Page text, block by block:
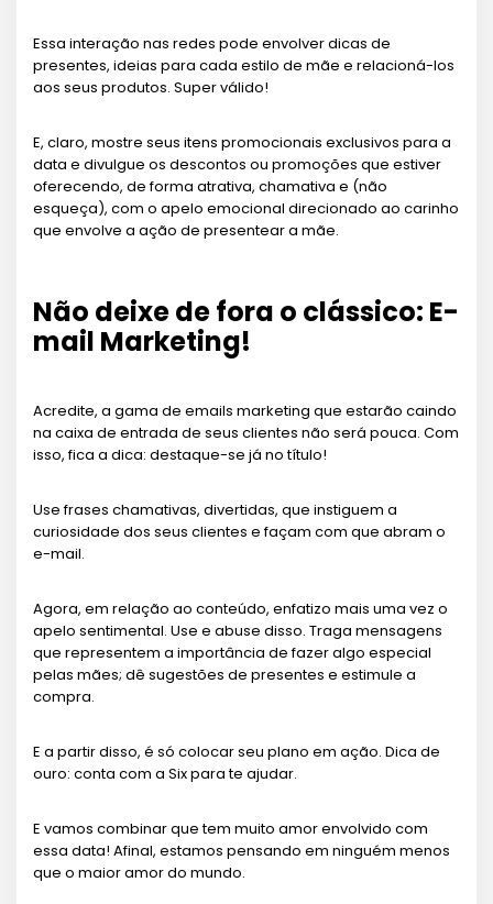
Essa interação nas redes pode envolver dicas de
presentes, ideias para cada estilo de mãe e relacioná-los
aos seus produtos. Super válido!
E, claro, mostre seus itens promocionais exclusivos para a
data e divulgue os descontos ou promoções que estiver
oferecendo, de forma atrativa, chamativa e (não
esqueça), com o apelo emocional direcionado ao carinho
que envolve a ação de presentear a mãe.
Não deixe de fora o clássico: E-
mail Marketing!
Acredite, a gama de emails marketing que estarão caindo
na caixa de entrada de seus clientes não será pouca. Com
isso, fica a dica: destaque-se já no título!
Use frases chamativas, divertidas, que instiguem a
curiosidade dos seus clientes e façam com que abram o
e-mail.
Agora, em relação ao conteúdo, enfatizo mais uma vez o
apelo sentimental. Use e abuse disso. Traga mensagens
que representem a importância de fazer algo especial
pelas mães; dê sugestões de presentes e estimule a
compra.
E a partir disso, é só colocar seu plano em ação. Dica de
ouro: conta com a Six para te ajudar.
E vamos combinar que tem muito amor envolvido com
essa data! Afinal, estamos pensando em ninguém menos
que o maior amor do mundo.